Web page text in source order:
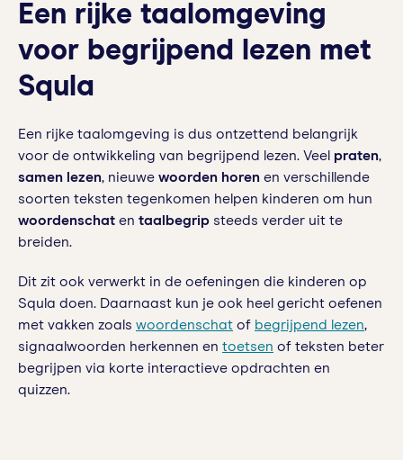
Een rijke taalomgeving
voor begrijpend lezen met
Squla
Een rijke taalomgeving is dus ontzettend belangrijk
voor de ontwikkeling van begrijpend lezen. Veel praten,
samen lezen, nieuwe woorden horen en verschillende
soorten teksten tegenkomen helpen kinderen om hun
woordenschat en taalbegrip steeds verder uit te
breiden.
Dit zit ook verwerkt in de oefeningen die kinderen op
Squla doen. Daarnaast kun je ook heel gericht oefenen
met vakken zoals woordenschat of begrijpend lezen,
signaalwoorden herkennen en toetsen of teksten beter
begrijpen via korte interactieve opdrachten en
quizzen.